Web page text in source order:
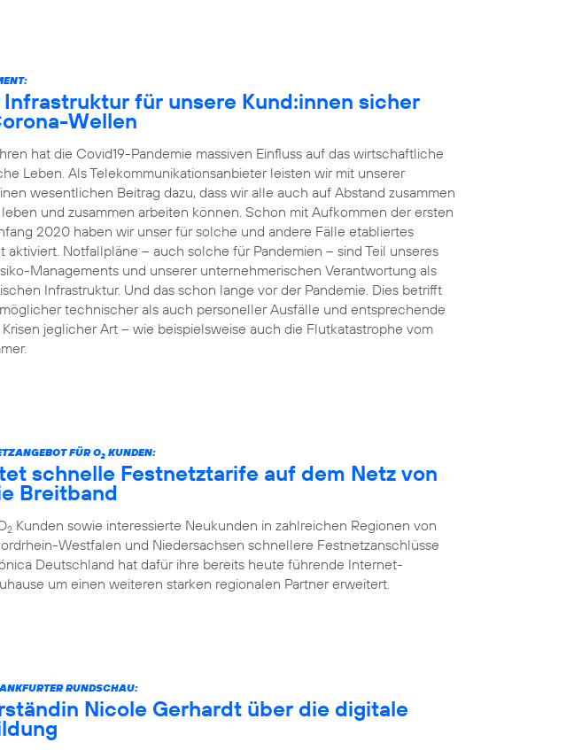
für unsere Kund:innen sicher
Wellen
hat die Covid19-Pandemie massiven Einfluss auf das wirtschaftliche
Leben. Als Telekommunikationsanbieter leisten wir mit unserer
wesentlichen Beitrag dazu, dass wir alle auch auf Abstand zusammen
und zusammen arbeiten können. Schon mit Aufkommen der ersten
2020 haben wir unser für solche und andere Fälle etabliertes
aktiviert. Notfallpläne – auch solche für Pandemien – sind Teil unseres
Managements und unserer unternehmerischen Verantwortung als
Infrastruktur. Und das schon lange vor der Pandemie. Dies betrifft
technischer als auch personeller Ausfälle und entsprechende
Krisen jeglicher Art – wie beispielsweise auch die Flutkatastrophe vom
FÜR O2 KUNDEN:
schnelle Festnetztarife auf dem Netz von
Breitband
2 Kunden sowie interessierte Neukunden in zahlreichen Regionen von
Westfalen und Niedersachsen schnellere Festnetzanschlüsse
Deutschland hat dafür ihre bereits heute führende Internet-
um einen weiteren starken regionalen Partner erweitert.
RUNDSCHAU:
Nicole Gerhardt über die digitale